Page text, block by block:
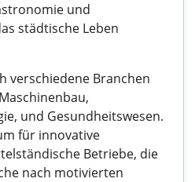
und
städtische Leben
verschiedene Branchen
und Gesundheitswesen.
für innovative
Betriebe, die
nach motivierten